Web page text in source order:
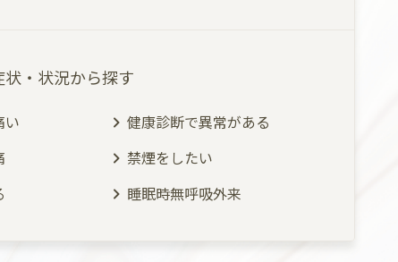
状・状況から探す
い
健康診断で異常がある
禁煙をしたい
睡眠時無呼吸外来